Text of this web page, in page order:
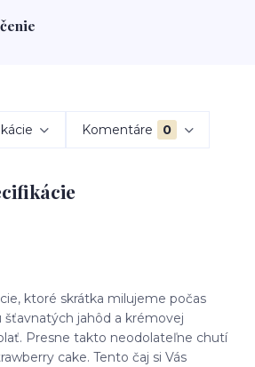
Komentáre 0
ktoré skrátka milujeme počas
šťavnatých jahôd a krémovej
Presne takto neodolateľne chutí
cake. Tento čaj si Vás